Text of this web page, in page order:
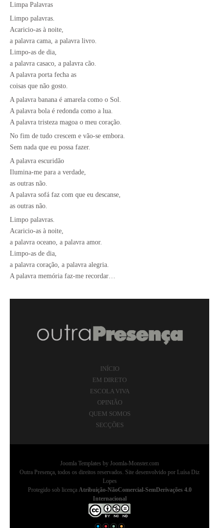
Limpa Palavras
Limpo palavras.
Acaricio-as à noite,
a palavra cama, a palavra livro.
Limpo-as de dia,
a palavra casaco, a palavra cão.
A palavra porta fecha as
coisas que não gosto.
A palavra banana é amarela como o Sol.
A palavra bola é redonda como a lua.
A palavra tristeza magoa o meu coração.
No fim de tudo crescem e vão-se embora.
Sem nada que eu possa fazer.
A palavra escuridão
Ilumina-me para a verdade,
as outras não.
A palavra sofá faz com que eu descanse,
as outras não.
Limpo palavras.
Acaricio-as à noite,
a palavra oceano, a palavra amor.
Limpo-as de dia,
a palavra coração, a palavra alegria.
A palavra memória faz-me recordar…
INÍCIO
EM DIRETO
ESCOLA VIVA
OPINIÃO
QUEM SOMOS
SECÇÕES
Joomla Templates by Joomla-Monster.com
Outra Presença, todos os direitos reservados. Site desenvolvido por Luísa Diz
Lopes
Protegido sob licença Atribuição-NãoComercial-SemDerivações 4.0
Internacional